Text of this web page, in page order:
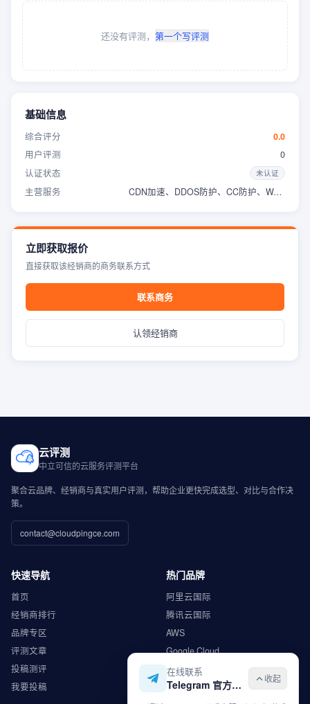
还没有评测， 第一个写评测
基础信息
综合评分
0.0
用户评测
0
认证状态
未认证
主营服务 CDN加速、DDOS防护、CC防护、WAF防护
立即获取报价
直接获取该经销商的商务联系方式
联系商务
认领经销商
云评测
中立可信的云服务评测平台
聚合云品牌、经销商与真实用户评测，帮助企业更快完成选型、对比与合作决
策。
contact@cloudpingce.com
快速导航
首页
经销商排行
品牌专区
评测文章
投稿测评
我要投稿
热门品牌
阿里云国际
腾讯云国际
AWS
Google Cloud
Microsoft Azure
华为云
在线联系
Telegram 官方入口 收起